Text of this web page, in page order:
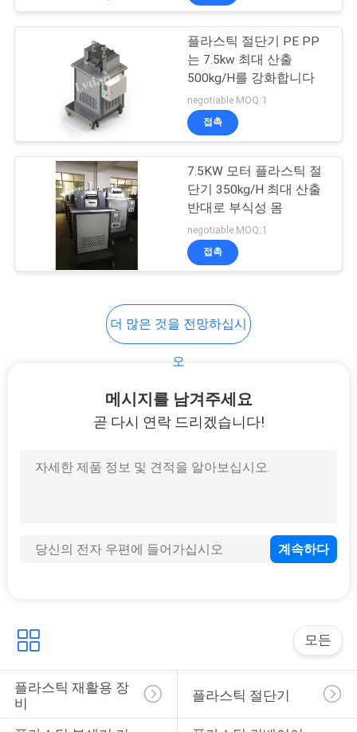
맵
PRIVACY
POLICY
PP 플라스틱 재생 기
계
45
플라스틱 믹서 기계
플라스틱 탈수 기계
24
플라스틱 절단기 PE PP
는 7.5kw 최대 산출
500kg/H를 강화합니다
negotiable MOQ:1
접촉
7.5KW 모터 플라스틱 절
단기 350kg/H 최대 산출
반대로 부식성 몸
negotiable MOQ:1
접촉
더 많은 것을 전망하십시
오
메시지를 남겨주세요
곧 다시 연락 드리겠습니다!
모든
플라스틱 재활용 장
비
플라스틱 절단기